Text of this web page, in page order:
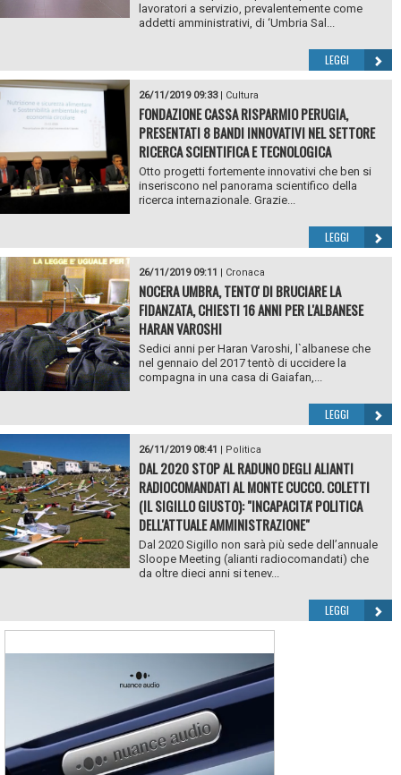
lavoratori a servizio, prevalentemente come
addetti amministrativi, di ‘Umbria Sal...
LEGGI
26/11/2019 09:33| Cultura
FONDAZIONE CASSA RISPARMIO PERUGIA,
PRESENTATI 8 BANDI INNOVATIVI NEL SETTORE
RICERCA SCIENTIFICA E TECNOLOGICA
Otto progetti fortemente innovativi che ben si
inseriscono nel panorama scientifico della
ricerca internazionale. Grazie...
LEGGI
26/11/2019 09:11 | Cronaca
NOCERA UMBRA, TENTO' DI BRUCIARE LA
FIDANZATA, CHIESTI 16 ANNI PER L'ALBANESE
HARAN VAROSHI
Sedici anni per Haran Varoshi, l`albanese che
nel gennaio del 2017 tentò di uccidere la
compagna in una casa di Gaiafan,...
LEGGI
26/11/2019 08:41 | Politica
DAL 2020 STOP AL RADUNO DEGLI ALIANTI
RADIOCOMANDATI AL MONTE CUCCO. COLETTI
(IL SIGILLO GIUSTO): "INCAPACITA' POLITICA
DELL'ATTUALE AMMINISTRAZIONE"
Dal 2020 Sigillo non sarà più sede dell’annuale
Sloope Meeting (alianti radiocomandati) che
da oltre dieci anni si tenev...
LEGGI